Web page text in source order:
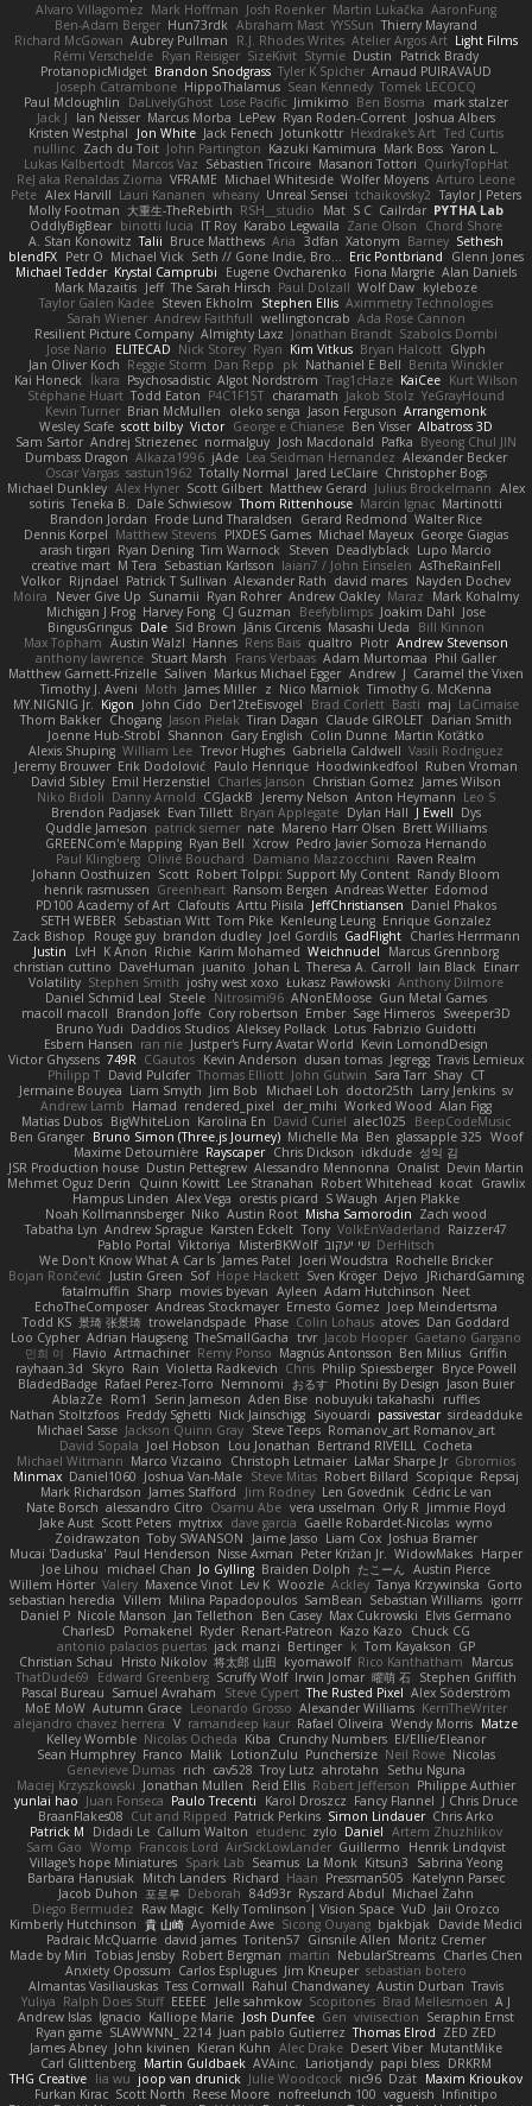
Alvaro Villagomez Mark Hoffman Josh Roenker Martin Lukačka AaronFung
Ben-Adam Berger Hun73rdk Abraham Mast YYSSun Thierry Mayrand
Richard McGowan Aubrey Pullman R.J. Rhodes Writes Atelier Argos Art Light Films
Rémi Verschelde Ryan Reisiger SizeKivit Stymie Dustin
Patrick Brady
ProtanopicMidget Brandon Snodgrass Tyler K Spicher Arnaud PUIRAVAUD
Joseph Catrambone HippoThalamus Sean Kennedy Tomek LECOCQ
Paul Mcloughlin
DaLivelyGhost Lose Pacific Jimikimo Ben Bosma
mark stalzer
Jack J
Ian Neisser Marcus Morba LePew Ryan Roden-Corrent Joshua Albers
Kristen Westphal
Jon White Jack Fenech Jotunkottr Hexdrake's Art Ted Curtis
nullinc Zach du Toit John Partington Kazuki Kamimura Mark Boss Yaron L.
Lukas Kalbertodt Marcos Vaz Sébastien Tricoire Masanori Tottori QuirkyTopHat
ReJ aka Renaldas Zioma VFRAME Michael Whiteside Wolfer Moyens Arturo Leone
Pete Alex Harvill Lauri Kananen wheany Unreal Sensei tchaikovsky2 Taylor J Peters
Molly Footman 大重生-TheRebirth RSH__studio Mat S C Cailrdar PYTHA Lab
OddlyBigBear binotti lucia IT Roy Karabo Legwaila Zane Olson
Chord Shore
A. Stan Konowitz Talii Bruce Matthews Aria 3dfan Xatonym Barney Sethesh
blendFX Petr O Michael Vick Seth // Gone Indie, Bro... Eric Pontbriand
Glenn Jones
Michael Tedder Krystal Camprubi Eugene Ovcharenko Fiona Margrie Alan Daniels
Mark Mazaitis Jeff The Sarah Hirsch Paul Dolzall Wolf Daw kyleboze
Taylor Galen Kadee Steven Ekholm Stephen Ellis Aximmetry Technologies
Sarah Wiener Andrew Faithfull wellingtoncrab Ada Rose Cannon
Resilient Picture Company Almighty Laxz Jonathan Brandt Szabolcs Dombi
Jose Nario
ELITECAD Nick Storey Ryan Kim Vitkus Bryan Halcott Glyph
Jan Oliver Koch Reggie Storm Dan Repp pk Nathaniel E Bell Benita Winckler
Kai Honeck Íkara Psychosadistic Algot Nordström Trag1cHaze KaiCee Kurt Wilson
Stéphane Huart Todd Eaton P4C1F15T charamath Jakob Stolz YeGrayHound
Kevin Turner Brian McMullen oleko senga Jason Ferguson Arrangemonk
Wesley Scafe scott bilby Victor George e Chianese Ben Visser Albatross 3D
Sam Sartor Andrej Striezenec normalguy Josh Macdonald Pafka Byeong Chul JIN
Dumbass Dragon Alkaza1996 jAde Lea Seidman Hernandez Alexander Becker
Oscar Vargas sastun1962 Totally Normal Jared LeClaire Christopher Bogs
Michael Dunkley Alex Hyner Scott Gilbert Matthew Gerard Julius Brockelmann Alex
sotiris Teneka B. Dale Schwiesow Thom Rittenhouse Marcin Ignac Martinotti
Brandon Jordan Frode Lund Tharaldsen Gerard Redmond Walter Rice
Dennis Korpel Matthew Stevens PIXDES Games Michael Mayeux George Giagias
arash tirgari Ryan Dening Tim Warnock Steven Deadlyblack Lupo Marcio
creative mart M Tera Sebastian Karlsson Iaian7 / John Einselen AsTheRainFell
Volkor Rijndael Patrick T Sullivan Alexander Rath david mares Nayden Dochev
Moira
Never Give Up Sunamii Ryan Rohrer Andrew Oakley Maraz
Mark Kohalmy
Michigan J Frog Harvey Fong CJ Guzman Beefyblimps Joakim Dahl Jose
BingusGringus Dale Sid Brown Jānis Circenis Masashi Ueda
Bill Kinnon
Max Topham Austin Walzl Hannes Rens Bais qualtro Piotr Andrew Stevenson
anthony lawrence Stuart Marsh Frans Verbaas Adam Murtomaa Phil Galler
Matthew Garnett-Frizelle Saliven Markus Michael Egger Andrew J Caramel the Vixen
Timothy J. Aveni Moth James Miller z Nico Marniok Timothy G. McKenna
MY.NIGNIG Jr. Kigon John Cido Der12teEisvogel Brad Corlett Basti maj LaCimaise
Thom Bakker Chogang Jason Pielak Tiran Dagan Claude GIROLET Darian Smith
Joenne Hub-Strobl Shannon Gary English Colin Dunne Martin Koťátko
Alexis Shuping William Lee Trevor Hughes Gabriella Caldwell Vasili Rodriguez
Jeremy Brouwer Erik Dodolović Paulo Henrique Hoodwinkedfool Ruben Vroman
David Sibley Emil Herzenstiel Charles Janson Christian Gomez James Wilson
Niko Bidoli Danny Arnold CGJackB Jeremy Nelson Anton Heymann Leo S
Brendon Padjasek Evan Tillett Bryan Applegate Dylan Hall J Ewell Dys
Quddle Jameson patrick siemer nate Mareno Harr Olsen Brett Williams
GREENCom'e Mapping Ryan Bell Xcrow Pedro Javier Somoza Hernando
Paul Klingberg Olivié Bouchard Damiano Mazzocchini Raven Realm
Johann Oosthuizen Scott Robert Tolppi: Support My Content Randy Bloom
henrik rasmussen Greenheart Ransom Bergen Andreas Wetter Edomod
PD100 Academy of Art Clafoutis Arttu Piisila JeffChristiansen Daniel Phakos
SETH WEBER Sebastian Witt Tom Pike Kenleung Leung Enrique Gonzalez
Zack Bishop
Rouge guy brandon dudley Joel Gordils GadFlight Charles Herrmann
Justin
LvH K Anon Richie Karim Mohamed Weichnudel
Marcus Grennborg
christian cuttino DaveHuman juanito Johan L Theresa A. Carroll Iain Black Einarr
Volatility Stephen Smith joshy west xoxo Łukasz Pawłowski Anthony Dilmore
Daniel Schmid Leal Steele Nitrosimi96 ANonEMoose Gun Metal Games
macoll macoll
Brandon Joffe Cory robertson Ember Sage Himeros Sweeper3D
Bruno Yudi Daddios Studios Aleksey Pollack Lotus Fabrizio Guidotti
Esbern Hansen ran nie Justper's Furry Avatar World Kevin LomondDesign
Victor Ghyssens 749R CGautos Kevin Anderson dusan tomas Jegregg Travis Lemieux
Philipp T David Pulcifer Thomas Elliott John Gutwin Sara Tarr Shay CT
Jermaine Bouyea Liam Smyth Jim Bob Michael Loh doctor25th Larry Jenkins sv
Andrew Lamb Hamad rendered_pixel der_mihi Worked Wood Alan Figg
Matias Dubos BigWhiteLion Karolina En David Curiel alec1025
BeepCodeMusic
Ben Granger Bruno Simon (Three.js Journey) Michelle Ma Ben glassapple 325 Woof
Maxime Detournière Rayscaper Chris Dickson idkdude 성익 김
JSR Production house Dustin Pettegrew Alessandro Mennonna Onalist Devin Martin
Mehmet Oguz Derin
Quinn Kowitt Lee Stranahan Robert Whitehead kocat Grawlix
Hampus Linden Alex Vega orestis picard S Waugh Arjen Plakke
Noah Kollmannsberger Niko Austin Root Misha Samorodin Zach wood
Tabatha Lyn Andrew Sprague Karsten Eckelt Tony VolkEnVaderland Raizzer47
Pablo Portal Viktoriya MisterBKWolf שי יעקוב DerHitsch
We Don't Know What A Car Is James Patel Joeri Woudstra Rochelle Bricker
Bojan Rončević Justin Green Sof Hope Hackett Sven Kröger Dejvo
JRichardGaming
fatalmuffin Sharp movies byevan Ayleen Adam Hutchinson Neet
EchoTheComposer Andreas Stockmayer Ernesto Gomez Joep Meindertsma
Todd KS 景琦 张景琦 trowelandspade Phase Colin Lohaus atoves Dan Goddard
Loo Cypher Adrian Haugseng TheSmallGacha trvr Jacob Hooper Gaetano Gargano
민희 이
Flavio Artmachiner Remy Ponso Magnús Antonsson Ben Milius Griffin
rayhaan.3d
Skyro Rain Violetta Radkevich Chris Philip Spiessberger Bryce Powell
BladedBadge Rafael Perez-Torro Nemnomi おるす Photini By Design Jason Buier
AblazZe Rom1 Serin Jameson Aden Bise nobuyuki takahashi
ruffles
Nathan Stoltzfoos Freddy Sghetti Nick Jainschigg Siyouardi passivestar sirdeadduke
Michael Sasse Jackson Quinn Gray Steve Teeps Romanov_art Romanov_art
David Sopala Joel Hobson Lou Jonathan Bertrand RIVEILL Cocheta
Michael Witmann Marco Vizcaino Christoph Letmaier LaMar Sharpe Jr Gbromios
Minmax Daniel1060 Joshua Van-Male Steve Mitas Robert Billard Scopique Repsaj
Mark Richardson James Stafford Jim Rodney Len Govednik Cédric Le van
Nate Borsch alessandro Citro Osamu Abe vera usselman Orly R Jimmie Floyd
Jake Aust Scott Peters mytrixx dave garcia Gaëlle Robardet-Nicolas wymo
Zoidrawzaton Toby SWANSON Jaime Jasso Liam Cox Joshua Bramer
Mucai 'Daduska' Paul Henderson Nisse Axman Peter Križan Jr. WidowMakes Harper
Joe Lihou
michael Chan Jo Gylling Braiden Dolph たこーん Austin Pierce
Willem Hörter Valery Maxence Vinot Lev K Woozle Ackley Tanya Krzywinska Gorto
sebastian heredia Villem Milina Papadopoulos SamBean Sebastian Williams igorrr
Daniel P Nicole Manson Jan Tellethon Ben Casey Max Cukrowski Elvis Germano
CharlesD
Pomakenel Ryder Renart-Patreon Kazo Kazo
Chuck CG
antonio palacios puertas jack manzi Bertinger k Tom Kayakson GP
Christian Schau
Hristo Nikolov 将太郎 山田 kyomawolf Rico Kanthatham
Marcus
ThatDude69
Edward Greenberg Scruffy Wolf Irwin Jomar 曜萌 石 Stephen Griffith
Pascal Bureau Samuel Avraham Steve Cypert The Rusted Pixel Alex Söderström
MoE MoW Autumn Grace Leonardo Grosso Alexander Williams KerriTheWriter
alejandro chavez herrera V ramandeep kaur Rafael Oliveira Wendy Morris Matze
Kelley Womble Nicolas Ocheda Kiba Crunchy Numbers El/Ellie/Eleanor
Sean Humphrey Franco Malik LotionZulu Punchersize Neil Rowe Nicolas
Genevieve Dumas rich cav528 Troy Lutz ahrotahn
Sethu Nguna
Maciej Krzyszkowski Jonathan Mullen Reid Ellis Robert Jefferson Philippe Authier
yunlai hao Juan Fonseca Paulo Trecenti Karol Droszcz Fancy Flannel J Chris Druce
BraanFlakes08 Cut and Ripped Patrick Perkins Simon Lindauer Chris Arko
Patrick M
Didadi Le Callum Walton etudenc zylo Daniel Artem Zhuzhlikov
Sam Gao Womp Francois Lord AirSickLowLander Guillermo
Henrik Lindqvist
Village's hope Miniatures Spark Lab Seamus La Monk Kitsun3
Sabrina Yeong
Barbara Hanusiak Mitch Landers Richard Haan Pressman505
Katelynn Parsec
Jacob Duhon 포로루 Deborah 84d93r Ryszard Abdul Michael Zahn
Diego Bermudez Raw Magic Kelly Tomlinson | Vision Space VuD Jaii Orozco
Kimberly Hutchinson 貴 山崎 Ayomide Awe Sicong Ouyang bjakbjak Davide Medici
Padraic McQuarrie david james Toriten57 Ginsnile Allen Moritz Cremer
Made by Miri Tobias Jensby Robert Bergman martin NebularStreams Charles Chen
Anxiety Opossum Carlos Esplugues Jim Kneuper sebastian botero
Almantas Vasiliauskas Tess Cornwall Rahul Chandwaney Austin Durban Travis
Yuliya Ralph Does Stuff EEEEE Jelle sahmkow Scopitones Brad Mellesmoen A J
Andrew Islas Ignacio Kalliope Marie Josh Dunfee Gen viviisection Seraphin Ernst
Ryan game SLAWWNN_ 2214 Juan pablo Gutierrez Thomas Elrod ZED ZED
James Abney John kivinen Kieran Kuhn Alec Drake Desert Viber MutantMike
Carl Glittenberg Martin Guldbaek AVAinc. Lariotjandy papi bless DRKRM
THG Creative lia wu joop van drunick Julie Woodcock nic96 Dzät Maxim Krioukov
Furkan Kirac Scott North Reese Moore nofreelunch 100 vagueish Infinitipo